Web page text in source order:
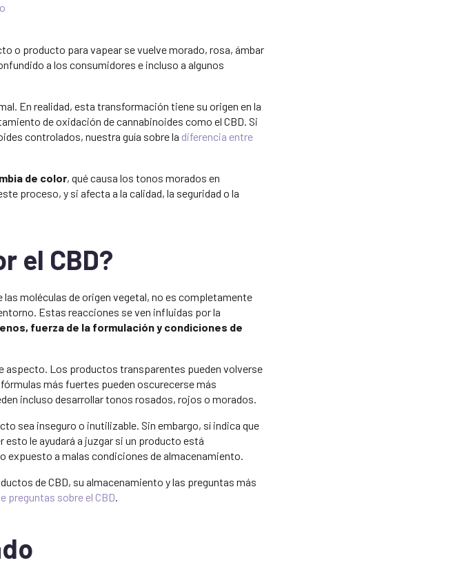
o producto para vapear se vuelve morado, rosa, ámbar
a los consumidores e incluso a algunos
En realidad, esta transformación tiene su origen en la
de oxidación de cannabinoides como el CBD. Si
controlados, nuestra guía sobre la diferencia entre
de color, qué causa los tonos morados en
proceso, y si afecta a la calidad, la seguridad o la
el CBD?
moléculas de origen vegetal, no es completamente
Estas reacciones se ven influidas por la
fuerza de la formulación y condiciones de
aspecto. Los productos transparentes pueden volverse
más fuertes pueden oscurecerse más
incluso desarrollar tonos rosados, rojos o morados.
sea inseguro o inutilizable. Sin embargo, sí indica que
le ayudará a juzgar si un producto está
expuesto a malas condiciones de almacenamiento.
de CBD, su almacenamiento y las preguntas más
preguntas sobre el CBD.